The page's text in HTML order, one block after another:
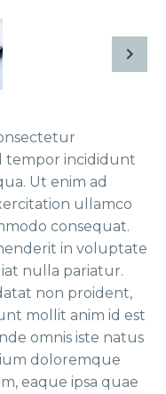
tempor incididunt
Ut enim ad
ullamco
consequat.
in voluptate
nulla pariatur.
non proident,
mollit anim id est
omnis iste natus
doloremque
eaque ipsa quae